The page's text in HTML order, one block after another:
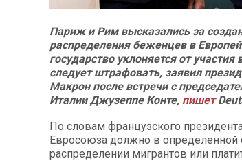
Париж и Рим высказались за
распределения беженцев в
государство уклоняется от участия
следует штрафовать, заявил
Макрон после встречи с
Италии Джузеппе Конте, пишет
По словам французского
Евросоюза должно в определенной
распределении мигрантов или